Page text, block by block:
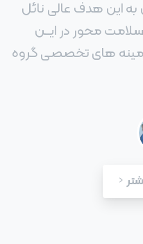
این هدف عالی نائل
محور در ایــن
زمینه های تخصصی گروه